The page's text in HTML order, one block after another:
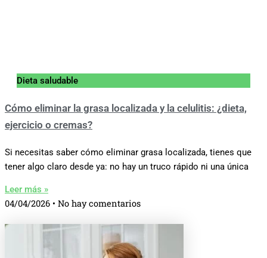
Dieta saludable
Cómo eliminar la grasa localizada y la celulitis: ¿dieta,
ejercicio o cremas?
Si necesitas saber cómo eliminar grasa localizada, tienes que
tener algo claro desde ya: no hay un truco rápido ni una única
Leer más »
04/04/2026 No hay comentarios